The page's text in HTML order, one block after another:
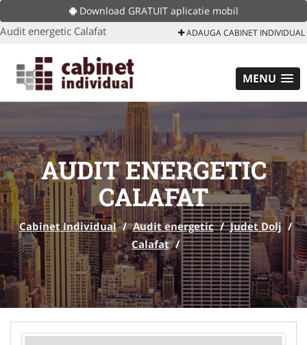
Download GRATUIT aplicatie mobil
Audit energetic Calafat ADAUGA CABINET INDIVIDUAL
MENU
AUDIT ENERGETIC
CALAFAT
Cabinet Individual / Audit energetic / Judet Dolj /
Calafat /